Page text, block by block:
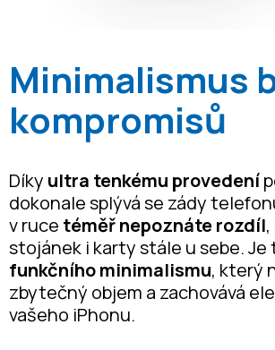
Minimalismus
kompromisů
Díky ultra tenkému provedení
dokonale splývá se zády
v ruce téměř nepoznáte rozdíl
stojánek i karty stále u sebe.
funkčního minimalismu, který
zbytečný objem a zachovává
vašeho iPhonu.